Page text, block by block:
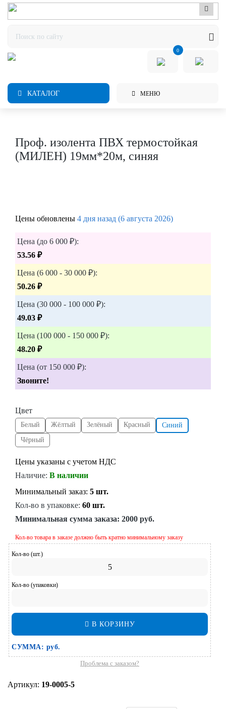
0
КАТАЛОГ МЕНЮ
Проф. изолента ПВХ термостойкая
(МИЛЕН) 19мм*20м, синяя
Цены обновлены 4 дня назад (6 августа 2026)
Цена (до 6 000 ₽):
53.56 ₽
Цена (6 000 - 30 000 ₽):
50.26 ₽
Цена (30 000 - 100 000 ₽):
49.03 ₽
Цена (100 000 - 150 000 ₽):
48.20 ₽
Цена (от 150 000 ₽):
Звоните!
Цвет
Белый Жёлтый Зелёный Красный
Синий
Чёрный
Цены указаны с учетом НДС
Наличие: В наличии
Минимальный заказ: 5 шт.
Кол-во в упаковке: 60 шт.
Минимальная сумма заказа: 2000 руб.
Кол-во товара в заказе должно быть кратно минимальному заказу
Кол-во (шт.)
Кол-во (упаковки)
В КОРЗИНУ
СУММА: руб.
Проблема с заказом?
Артикул: 19-0005-5